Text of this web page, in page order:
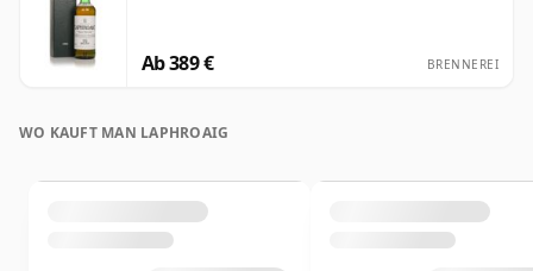
Ab 389 € BRENNEREI
WO KAUFT MAN LAPHROAIG